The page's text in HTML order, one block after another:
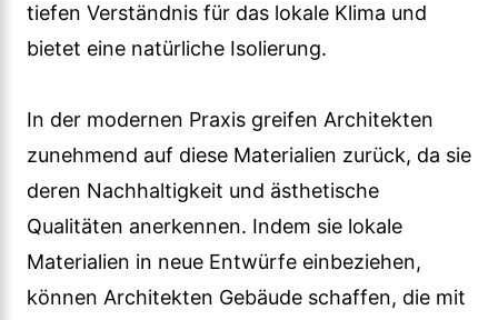
tiefen Verständnis für das lokale Klima und
bietet eine natürliche Isolierung.
In der modernen Praxis greifen Architekten
zunehmend auf diese Materialien zurück, da sie
deren Nachhaltigkeit und ästhetische
Qualitäten anerkennen. Indem sie lokale
Materialien in neue Entwürfe einbeziehen,
können Architekten Gebäude schaffen, die mit